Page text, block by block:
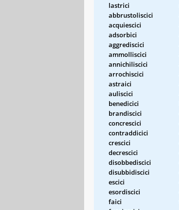
lastrici
abbrustoliscici
acquiescici
adsorbici
aggrediscici
ammolliscici
annichiliscici
arrochiscici
astraici
auliscici
benedicici
brandiscici
concrescici
contraddicici
crescici
decrescici
disobbediscici
disubbidiscici
escici
esordiscici
faici